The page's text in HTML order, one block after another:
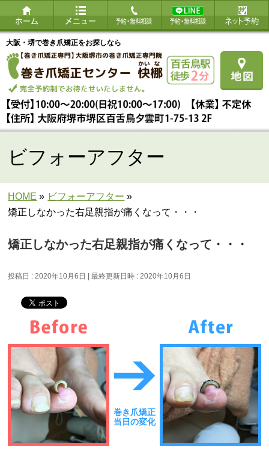
大阪・堺で巻き爪矯正をお探しなら
ビフォーアフター
HOME » ビフォーアフター »
矯正しなかった右足親指が痛くなって・・・
矯正しなかった右足親指が痛くなって・・・
投稿日 : 2020年10月6日 最終更新日時 : 2020年10月6日
巻き爪矯正
当日の変化